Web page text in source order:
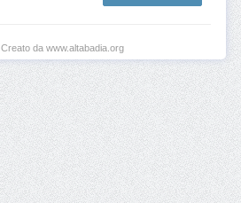
Creato da www.altabadia.org